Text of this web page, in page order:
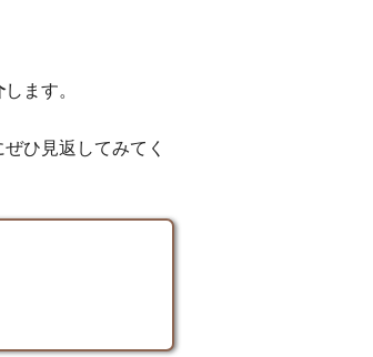
します。
ひ見返してみてく